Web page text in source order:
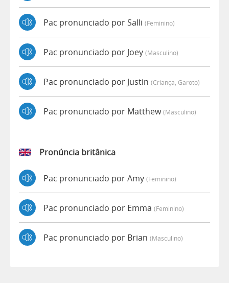
Pac pronunciado por Salli (feminino)
Pac pronunciado por Joey (masculino)
Pac pronunciado por Justin (criança, Garoto)
Pac pronunciado por Matthew(masculino)
Pronúncia britânica
Pac pronunciado por Amy (feminino)
Pac pronunciado por Emma (feminino)
Pac pronunciado por Brian (masculino)